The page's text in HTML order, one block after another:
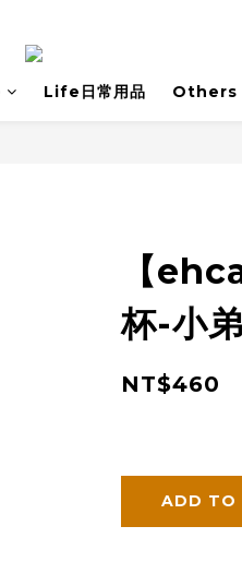
Life日常用品 Others
【
杯-小
NT$460
ADD TO